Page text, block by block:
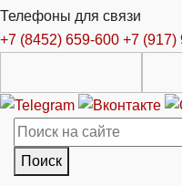
Телефоны для связи
+7 (8452) 659-600 +7 (917)
Поиск